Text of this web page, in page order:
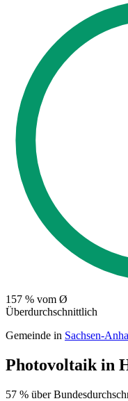
157 % vom Ø
Überdurchschnittlich
Gemeinde in Sachsen-
Photovoltaik in
57 % über